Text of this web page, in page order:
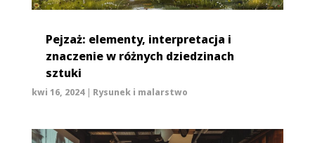
Pejzaż: elementy, interpretacja i
znaczenie w różnych dziedzinach
sztuki
kwi 16, 2024| Rysunek i malarstwo